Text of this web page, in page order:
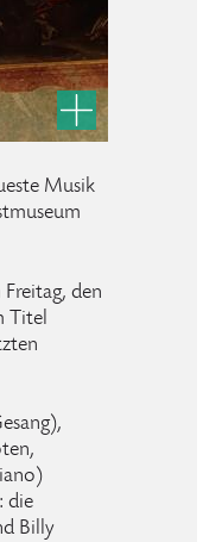
Musik
den
Titel
die
Billy